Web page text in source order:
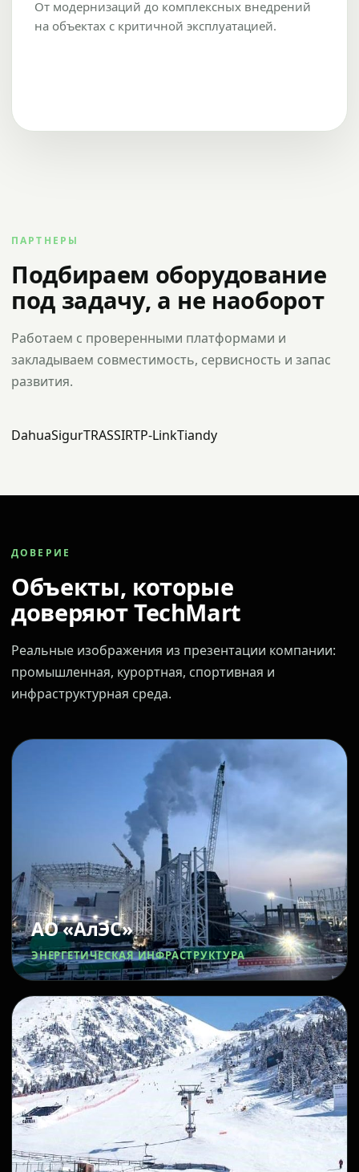
От модернизаций до комплексных внедрений
на объектах с критичной эксплуатацией.
ПАРТНЕРЫ
Подбираем оборудование
под задачу, а не наоборот
Работаем с проверенными платформами и
закладываем совместимость, сервисность и запас
развития.
DahuaSigurTRASSIRTP-LinkTiandy
ДОВЕРИЕ
Объекты, которые
доверяют TechMart
Реальные изображения из презентации компании:
промышленная, курортная, спортивная и
инфраструктурная среда.
АО «АлЭС»
ЭНЕРГЕТИЧЕСКАЯ ИНФРАСТРУКТУРА